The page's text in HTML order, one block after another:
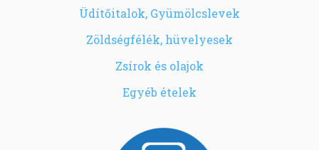
Üdítőitalok, Gyümölcslevek
Zöldségfélék, hüvelyesek
Zsírok és olajok
Egyéb ételek